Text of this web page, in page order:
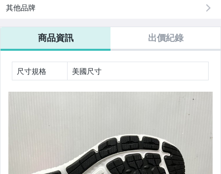
【Mizuno】防護鞋/安全鞋/工作鞋
【ANGO籃球.足球.排球用品區】
【新品上市】SIDAS 鞋墊
【泳具】兒童專區
其他品牌
商品資訊 出價紀錄
尺寸規格 美國尺寸